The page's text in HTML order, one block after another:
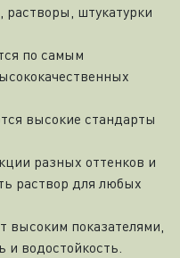
штукатурки
по самым
высокие стандарты
разных оттенков и
раствор для любых
высоким показателями,
и водостойкость.